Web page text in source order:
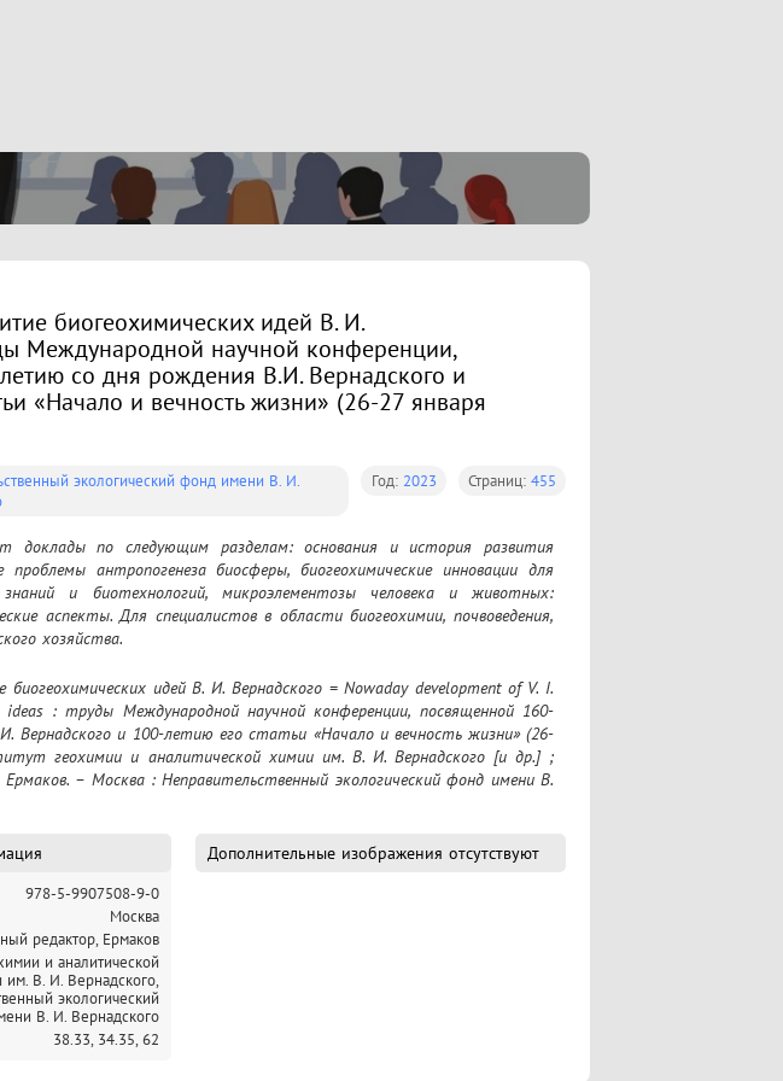
биогеохимических идей В. И.
Международной научной конференции,
со дня рождения В.И. Вернадского и
«Начало и вечность жизни» (26-27 января
экологический фонд имени В. И.
Год: 2023 Страниц:455
доклады по следующим разделам: основания и история развития
проблемы антропогенеза биосферы, биогеохимические инновации для
знаний и биотехнологий, микроэлементозы человека и животных:
аспекты. Для специалистов в области биогеохимии, почвоведения,
хозяйства.
ideas : труды Международной научной конференции, посвященной 160-
Вернадского и 100-летию его статьи «Начало и вечность жизни» (26-
геохимии и аналитической химии им. В. И. Вернадского [и др.] ;
– Москва : Неправительственный экологический фонд имени В.
978-5-9907508-9-0
Москва
редактор, Ермаков
и аналитической
им. В. И. Вернадского,
экологический
В. И. Вернадского
38.33, 34.35, 62
Дополнительные изображения отсутствуют